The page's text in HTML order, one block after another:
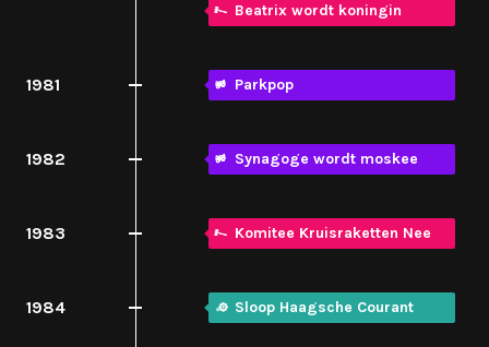
Beatrix wordt koningin
1981 Parkpop
1982 Synagoge wordt moskee
1983 Komitee Kruisraketten Nee
1984 Sloop Haagsche Courant